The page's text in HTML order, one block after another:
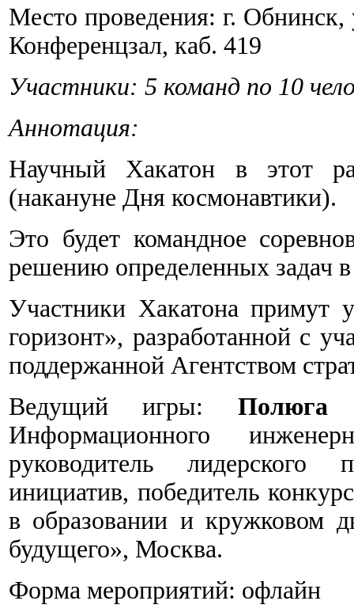
Место проведения: г.
Конференцзал, каб. 419
Участники: 5 команд по 10
Аннотация:
Научный Хакатон в этот
(накануне Дня космонавтики).
Это будет командное
решению определенных задач
Участники Хакатона примут
горизонт», разработанной с
поддержанной Агентством
Ведущий игры: Полюга
Информационного
руководитель лидерского
инициатив, победитель
в образовании и кружковом
будущего», Москва.
Форма мероприятий: офлайн